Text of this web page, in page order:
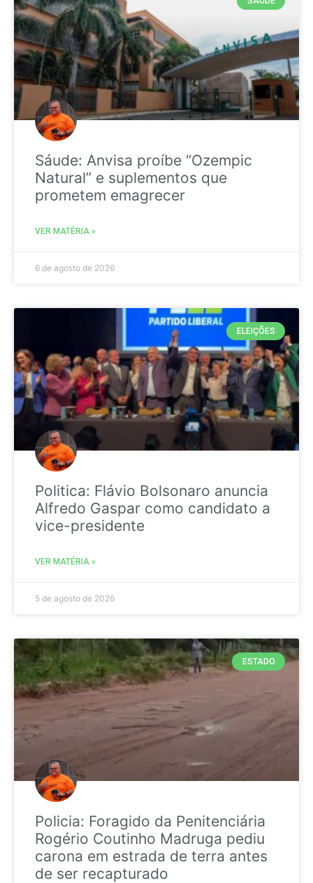
Sáude: Anvisa proíbe “Ozempic
Natural” e suplementos que
prometem emagrecer
VER MATÉRIA »
6 de agosto de 2026
ELEIÇÕES
Politica: Flávio Bolsonaro anuncia
Alfredo Gaspar como candidato a
vice-presidente
VER MATÉRIA »
5 de agosto de 2026
ESTADO
Policia: Foragido da Penitenciária
Rogério Coutinho Madruga pediu
carona em estrada de terra antes
de ser recapturado